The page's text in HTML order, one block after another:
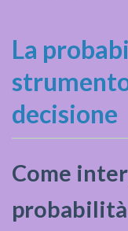
La
decisione
Come